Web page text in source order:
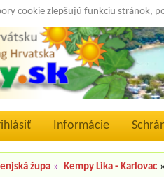
cookie zlepšujú funkciu stránok,
Informácie
župa » Kempy Lika - Karlovac »